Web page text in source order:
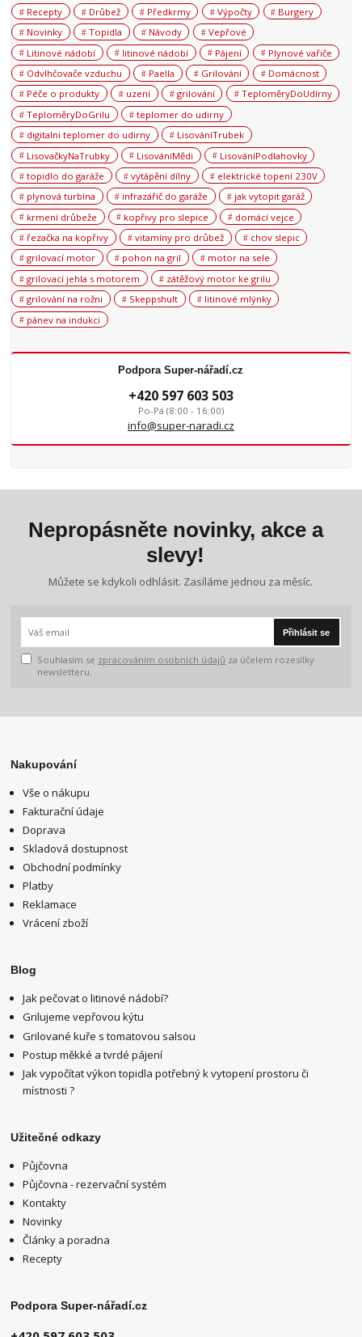
Recepty Drůbež Předkrmy Výpočty
Burgery
Novinky
Topidla Návody
Vepřové
Litinové nádobí
litinové nádobí Pájení
Plynové vařiče
Odvlhčovače vzduchu
Paella Grilování
Domácnost
Péče o produkty
uzení grilování
TeploměryDoUdírny
TeploměryDoGrilu
teplomer do udirny
digitalni teplomer do udirny
LisováníTrubek
LisovačkyNaTrubky
LisováníMědi
LisováníPodlahovky
topidlo do garáže
vytápění dílny
elektrické topení 230V
plynová turbína
infrazářič do garáže
jak vytopit garáž
krmení drůbeže
kopřivy pro slepice
domácí vejce
řezačka na kopřivy
vitamíny pro drůbež
chov slepic
grilovací motor
pohon na gril
motor na sele
grilovací jehla s motorem
zátěžový motor ke grilu
grilování na rožni
Skeppshult
litinové mlýnky
pánev na indukci
Podpora Super-nářadí.cz
+420 597 603 503
Po-Pá (8:00 - 16:00)
info@super-naradi.cz
Nepropásněte novinky, akce a
slevy!
Můžete se kdykoli odhlásit. Zasíláme jednou za měsíc.
Přihlásit se
Souhlasím se zpracováním osobních údajů za účelem rozesílky
newsletteru.
Nakupování
Vše o nákupu
Fakturační údaje
Doprava
Skladová dostupnost
Obchodní podmínky
Platby
Reklamace
Vrácení zboží
Blog
Jak pečovat o litinové nádobí?
Grilujeme vepřovou kýtu
Grilované kuře s tomatovou salsou
Postup měkké a tvrdé pájení
Jak vypočítat výkon topidla potřebný k vytopení prostoru či
místnosti ?
Užitečné odkazy
Půjčovna
Půjčovna - rezervační systém
Kontakty
Novinky
Články a poradna
Recepty
Podpora Super-nářadí.cz